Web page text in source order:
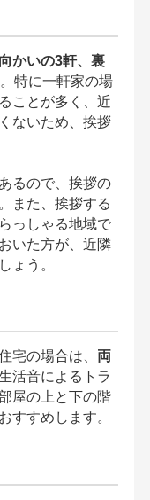
かいの3軒、裏
特に一軒家の場
ことが多く、近
ないため、挨拶
るので、挨拶の
また、挨拶する
っしゃる地域で
いた方が、近隣
ょう。
宅の場合は、 両
活音によるトラ
屋の上と下の階
すすめします。